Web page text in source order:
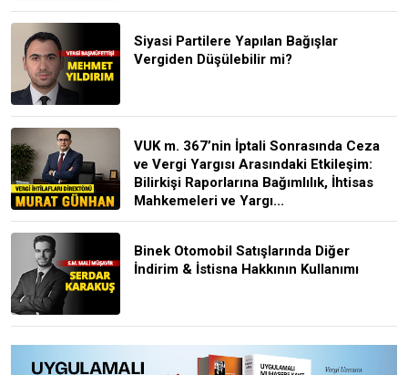
Siyasi Partilere Yapılan Bağışlar
Vergiden Düşülebilir mi?
VUK m. 367’nin İptali Sonrasında Ceza
ve Vergi Yargısı Arasındaki Etkileşim:
Bilirkişi Raporlarına Bağımlılık, İhtisas
Mahkemeleri ve Yargı...
Binek Otomobil Satışlarında Diğer
İndirim & İstisna Hakkının Kullanımı